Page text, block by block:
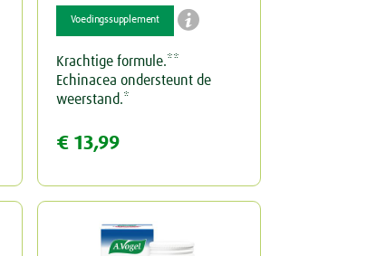
Voedingssupplement 
Krachtige formule.**
Echinacea ondersteunt de
weerstand.*
€ 13,99